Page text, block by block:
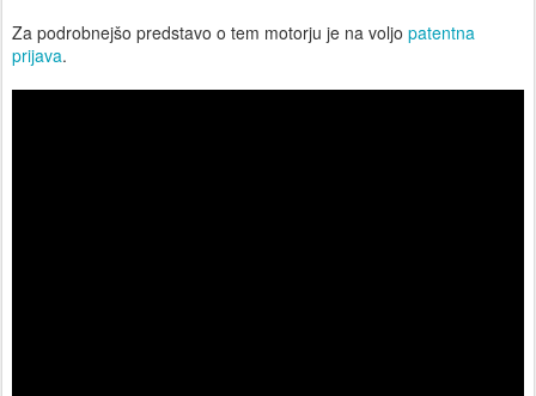
Za podrobnejšo predstavo o tem motorju je na voljo patentna
prijava.